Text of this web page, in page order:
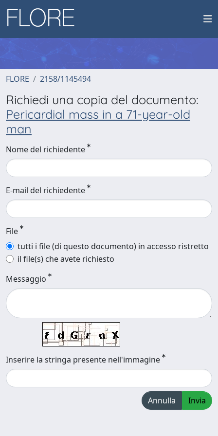
FLORE 2158/1145494
Richiedi una copia del documento:
Pericardial mass in a 71-year-old
man
Nome del richiedente
E-mail del richiedente
File
tutti i file (di questo documento) in accesso ristretto
il file(s) che avete richiesto
Messaggio
Inserire la stringa presente nell'immagine
Annulla Invia